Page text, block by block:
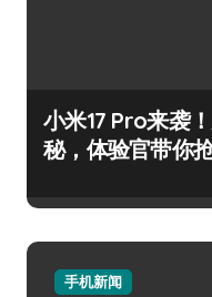
小米17 Pro来袭
秘，体验官带你
手机新闻